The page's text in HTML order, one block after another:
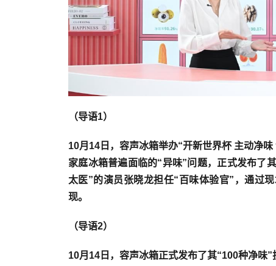
（导语1）
10月14日，容声冰箱举办“开新世界杯 主动净
家庭冰箱普遍面临的“异味”问题，正式发布了
太医”的演员张晓龙担任“百味体验官”，通过
现。
（导语2）
10月14日，容声冰箱正式发布了其“100种净味